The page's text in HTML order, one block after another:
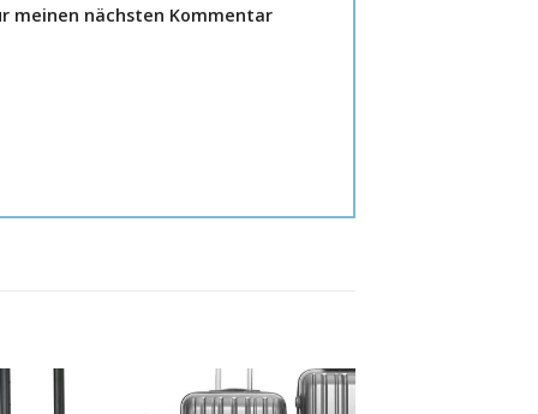
meinen nächsten Kommentar